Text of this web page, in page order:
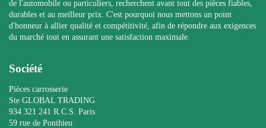
de l'automobile ou particuliers, recherchent avant tout des pièces fiables,
durables et au meilleur prix. C'est pourquoi nous mettons un point
d'honneur à allier qualité et compétitivité, afin de répondre aux exigences
du marché tout en assurant une satisfaction maximale.
Société
Pièces carrosserie
Ste GLOBAL TRADING
934 321 241 R.C.S. Paris
59 rue de Ponthieu